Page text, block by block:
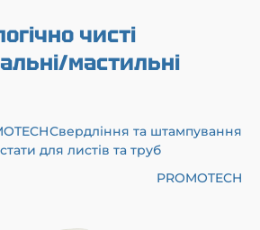
чисті
мастильні
Свердління та штампування
для листів та труб
PROMOTECH